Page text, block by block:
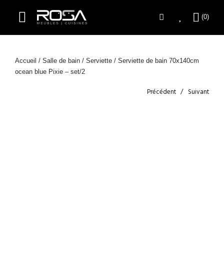
Accueil / Salle de bain / Serviette / Serviette de bain 70x140cm
ocean blue Pixie – set/2
Précédent Suivant